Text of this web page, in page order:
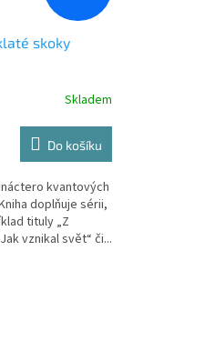
skoky
Skladem
Do košíku
kvantových
doplňuje sérii,
tituly „Z
vznikal svět“ či...